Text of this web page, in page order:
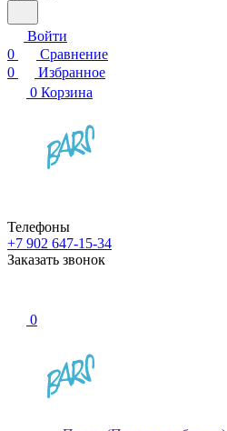
Войти
0
Сравнение
0
Избранное
0 Корзина
Телефоны
+7 902 647-15-34
Заказать звонок
0